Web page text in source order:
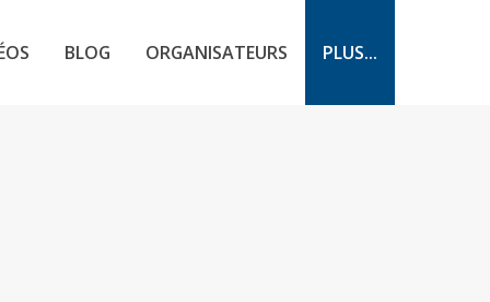
BLOG ORGANISATEURS PLUS...